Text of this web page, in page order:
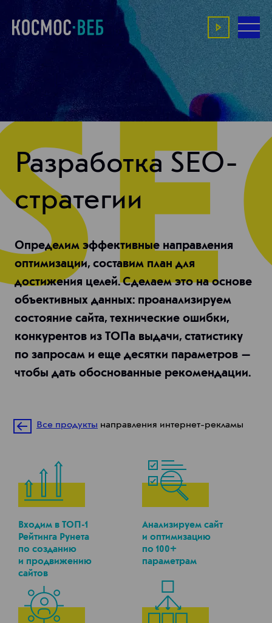
Все продукты направления интернет-рекламы
Разработка SEO-
стратегии
Определим эффективные направления
оптимизации, составим план для
достижения целей. Сделаем это на основе
объективных данных: проанализируем
состояние сайта, технические ошибки,
конкурентов из ТОПа выдачи, статистику
по запросам и еще десятки параметров —
чтобы дать обоснованные рекомендации.
Входим в ТОП-1
Рейтинга Рунета
по созданию
и продвижению
сайтов
Анализируем сайт
и оптимизацию
по 100+
параметрам